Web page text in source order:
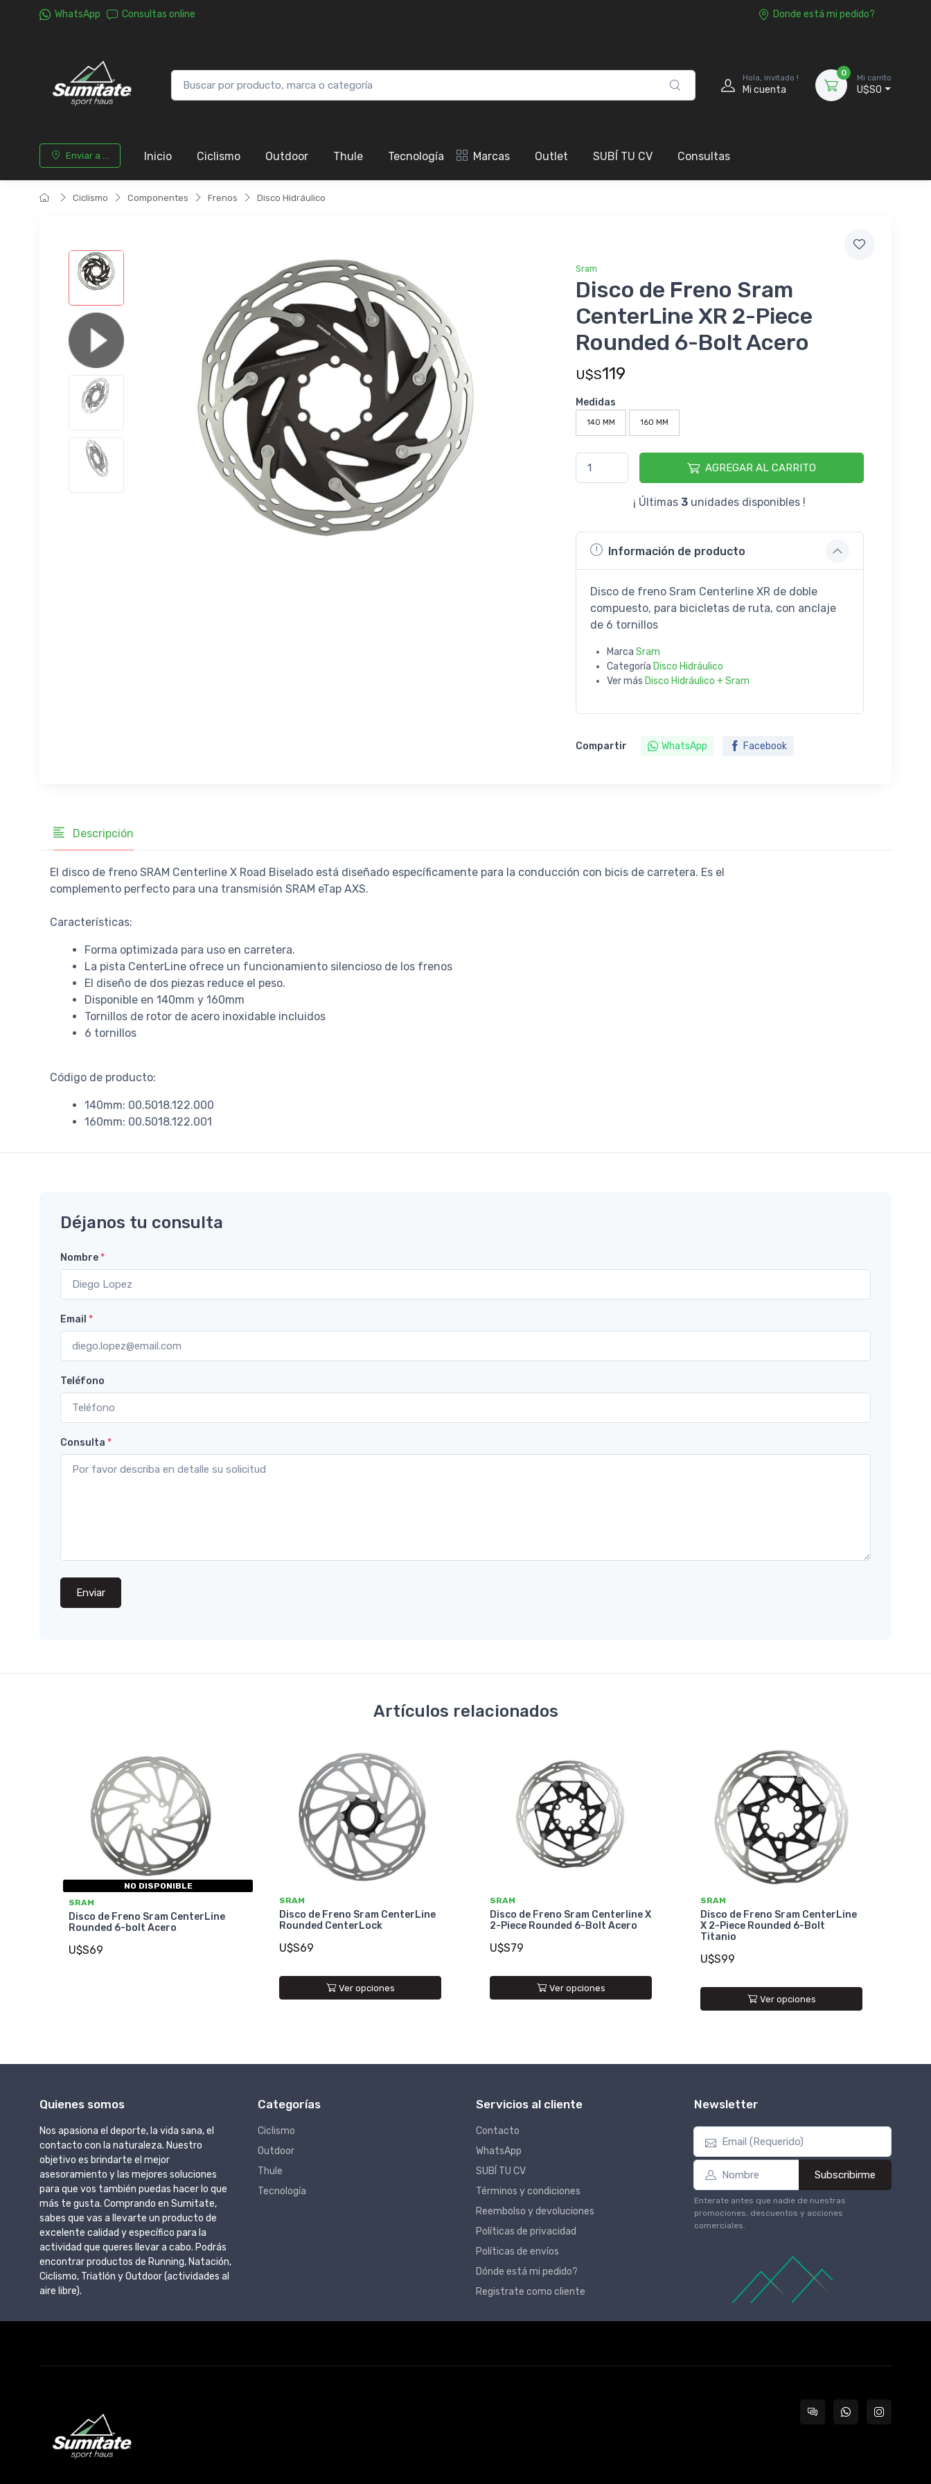
WhatsApp Consultas online Donde está mi pedido?
Hola, invitado !
Mi cuenta
0
Mi carrito
U$S0
Enviar a ... Inicio Ciclismo Outdoor Thule Tecnología Marcas Outlet SUBÍ TU CV Consultas
Ciclismo Componentes Frenos Disco Hidráulico
Sram
Disco de Freno Sram
CenterLine XR 2-Piece
Rounded 6-Bolt Acero
U$S119
Medidas
140 MM 160 MM
AGREGAR AL CARRITO
¡ Últimas3 unidades disponibles !
Información de producto
Disco de freno Sram Centerline XR de doble
compuesto, para bicicletas de ruta, con anclaje
de 6 tornillos
Marca Sram
Categoría Disco Hidráulico
Ver más Disco Hidráulico + Sram
Compartir WhatsApp Facebook
Descripción
El disco de freno SRAM Centerline X Road Biselado está diseñado específicamente para la conducción con bicis de carretera. Es el
complemento perfecto para una transmisión SRAM eTap AXS.
Características:
Forma optimizada para uso en carretera.
La pista CenterLine ofrece un funcionamiento silencioso de los frenos
El diseño de dos piezas reduce el peso.
Disponible en 140mm y 160mm
Tornillos de rotor de acero inoxidable incluidos
6 tornillos
Código de producto:
140mm: 00.5018.122.000
160mm: 00.5018.122.001
Déjanos tu consulta
Nombre*
Email *
Teléfono
Consulta *
Enviar
Artículos relacionados
NO DISPONIBLE
SRAM
Disco de Freno Sram CenterLine
Rounded 6-bolt Acero
U$S69
SRAM
Disco de Freno Sram CenterLine
Rounded CenterLock
U$S69
Ver opciones
SRAM
Disco de Freno Sram Centerline X
2-Piece Rounded 6-Bolt Acero
U$S79
Ver opciones
SRAM
Disco de Freno Sram CenterLine
X 2-Piece Rounded 6-Bolt
Titanio
U$S99
Ver opciones
Quienes somos
Nos apasiona el deporte, la vida sana, el
contacto con la naturaleza. Nuestro
objetivo es brindarte el mejor
asesoramiento y las mejores soluciones
para que vos también puedas hacer lo que
más te gusta. Comprando en Sumitate,
sabes que vas a llevarte un producto de
excelente calidad y específico para la
actividad que queres llevar a cabo. Podrás
encontrar productos de Running, Natación,
Ciclismo, Triatlón y Outdoor (actividades al
aire libre).
Categorías
Ciclismo
Outdoor
Thule
Tecnología
Servicios al cliente
Contacto
WhatsApp
SUBÍ TU CV
Términos y condiciones
Reembolso y devoluciones
Políticas de privacidad
Políticas de envíos
Dónde está mi pedido?
Registrate como cliente
Newsletter
Subscribirme
Enterate antes que nadie de nuestras
promociones, descuentos y acciones
comerciales.